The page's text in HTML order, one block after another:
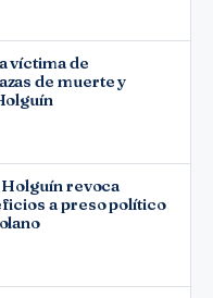
víctima de
de muerte y
revoca
a preso político